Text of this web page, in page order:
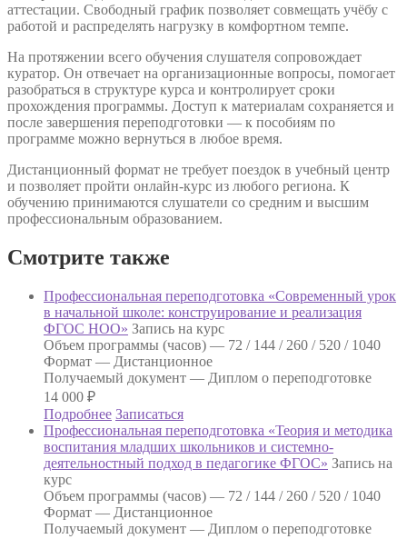
аттестации. Свободный график позволяет совмещать учёбу с
работой и распределять нагрузку в комфортном темпе.
На протяжении всего обучения слушателя сопровождает
куратор. Он отвечает на организационные вопросы, помогает
разобраться в структуре курса и контролирует сроки
прохождения программы. Доступ к материалам сохраняется и
после завершения переподготовки — к пособиям по
программе можно вернуться в любое время.
Дистанционный формат не требует поездок в учебный центр
и позволяет пройти онлайн-курс из любого региона. К
обучению принимаются слушатели со средним и высшим
профессиональным образованием.
Смотрите также
Профессиональная переподготовка «Современный урок
в начальной школе: конструирование и реализация
ФГОС НОО» Запись на курс
Объем программы (часов) — 72 / 144 / 260 / 520 / 1040
Формат — Дистанционное
Получаемый документ — Диплом о переподготовке
14 000 ₽
Подробнее Записаться
Профессиональная переподготовка «Теория и методика
воспитания младших школьников и системно-
деятельностный подход в педагогике ФГОС» Запись на
курс
Объем программы (часов) — 72 / 144 / 260 / 520 / 1040
Формат — Дистанционное
Получаемый документ — Диплом о переподготовке